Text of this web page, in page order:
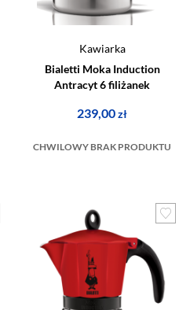
Kawiarka
Bialetti Moka Induction
Antracyt 6 filiżanek
239,00zł
CHWILOWY BRAK PRODUKTU